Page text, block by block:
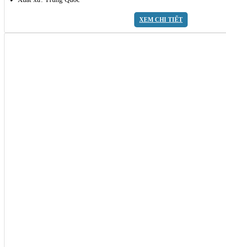
XEM CHI TIẾT